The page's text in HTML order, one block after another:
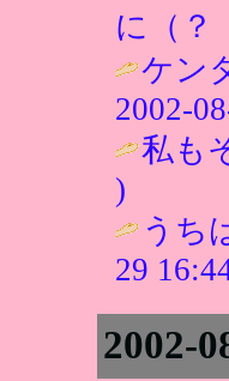
に（
ケン
2002-
私も
)
うち
29
2002-